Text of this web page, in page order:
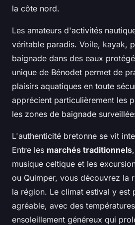
la côte nord.
Les amateurs d'activités
véritable paradis. Voile, kayak,
baignade dans des eaux
unique de Bénodet permet de
plaisirs aquatiques en toute
apprécient particulièrement les
les zones de baignade
L'authenticité bretonne se vit
Entre les marchés traditionnels
musique celtique et les
ou Quimper, vous découvrez la
la région. Le climat estival y est
agréable, avec des
ensoleillement généreux qui